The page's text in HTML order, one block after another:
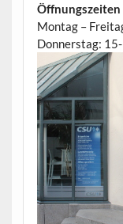
Öffnungszeiten
Montag –
Donnerstag: